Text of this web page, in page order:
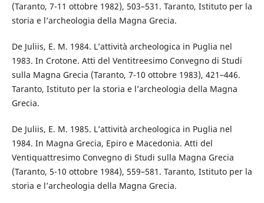
(Taranto, 7-11 ottobre 1982), 503–531. Taranto, Istituto per la
storia e l’archeologia della Magna Grecia.
De Juliis, E. M. 1984. L’attività archeologica in Puglia nel
1983. In Crotone. Atti del Ventitreesimo Convegno di Studi
sulla Magna Grecia (Taranto, 7-10 ottobre 1983), 421–446.
Taranto, Istituto per la storia e l’archeologia della Magna
Grecia.
De Juliis, E. M. 1985. L’attività archeologica in Puglia nel
1984. In Magna Grecia, Epiro e Macedonia. Atti del
Ventiquattresimo Convegno di Studi sulla Magna Grecia
(Taranto, 5-10 ottobre 1984), 559–581. Taranto, Istituto per la
storia e l’archeologia della Magna Grecia.